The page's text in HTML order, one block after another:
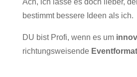
bestimmt bessere Ideen als ich.
DU bist Profi, wenn es um
richtungsweisende